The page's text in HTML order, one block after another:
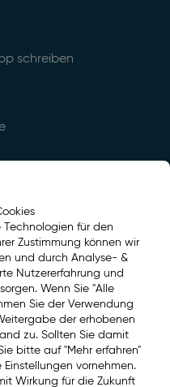
schreiben
für den
Zustimmung können wir
und durch Analyse- &
Nutzererfahrung und
Wenn Sie "Alle
Sie der Verwendung
der erhobenen
zu. Sollten Sie damit
bitte auf "Mehr erfahren"
vornehmen.
Wirkung für die Zukunft